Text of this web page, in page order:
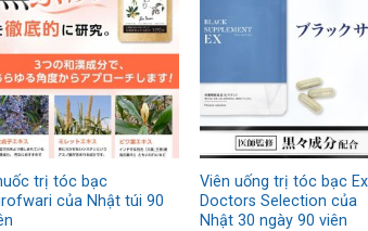
trị tóc bạc
của Nhật túi 90
Viên uống trị tóc bạc Ex
Doctors Selection của
Nhật 30 ngày 90 viên